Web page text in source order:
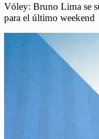
Vóley: Bruno Lima se
para el último weekend